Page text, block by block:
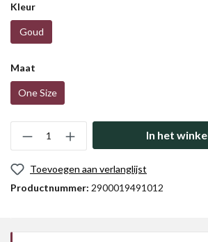
Kleur
Goud
Maat
One Size
In het
Toevoegen aan verlanglijst
Productnummer: 2900019491012